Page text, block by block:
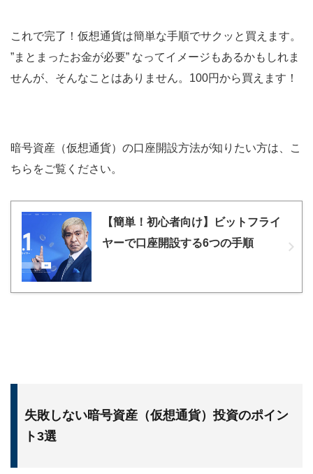
これで完了！仮想通貨は簡単な手順でサクッと買えます。
”まとまったお金が必要” なってイメージもあるかもしれま
せんが、そんなことはありません。100円から買えます！
暗号資産（仮想通貨）の口座開設方法が知りたい方は、こ
ちらをご覧ください。
【簡単！初心者向け】ビットフライ
ヤーで口座開設する6つの手順
失敗しない暗号資産（仮想通貨）投資のポイン
ト3選